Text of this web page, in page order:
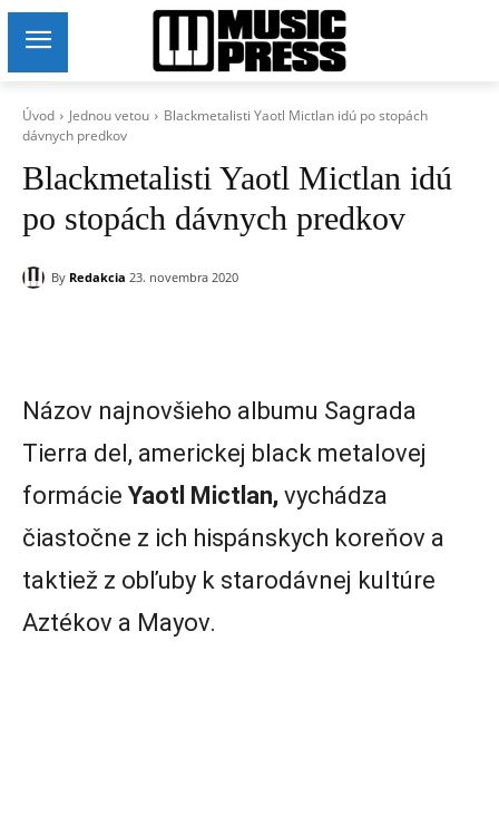
Úvod Jednou vetou
Blackmetalisti Yaotl Mictlan idú po stopách
dávnych predkov
Blackmetalisti Yaotl Mictlan idú
po stopách dávnych predkov
By Redakcia 23. novembra 2020
Názov najnovšieho albumu Sagrada
Tierra del, americkej black metalovej
formácie Yaotl Mictlan, vychádza
čiastočne z ich hispánskych koreňov a
taktiež z obľuby k starodávnej kultúre
Aztékov a Mayov.